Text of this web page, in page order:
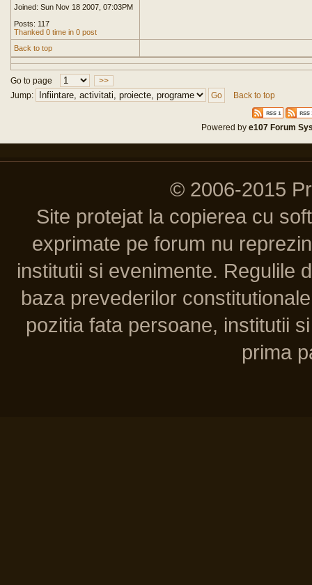
Joined: Sun Nov 18 2007, 07:03PM
Posts: 117
Thanked 0 time in 0 post
Back to top
Go to page
>>
Jump:
Back to top
Powered bye107 Forum
© 2006-2015
Site protejat la copierea cu
exprimate pe forum nu
institutii si evenimente. Regulile
baza prevederilor
pozitia fata persoane, institutii
prima